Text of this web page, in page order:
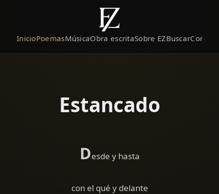
InicioPoemasMúsicaObra escritaSobre EZBuscar
Estancado
Desde y hasta
con el qué y delante